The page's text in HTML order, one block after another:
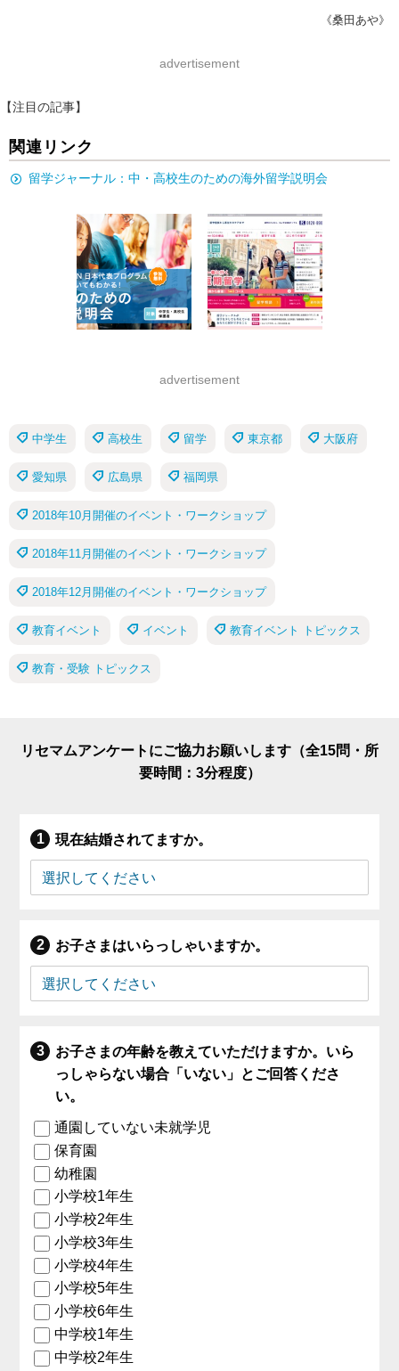
《桑田あや》
advertisement
【注目の記事】
関連リンク
留学ジャーナル：中・高校生のための海外留学説明会
advertisement
中学生 高校生 留学 東京都 大阪府
愛知県 広島県 福岡県
2018年10月開催のイベント・ワークショップ
2018年11月開催のイベント・ワークショップ
2018年12月開催のイベント・ワークショップ
教育イベント イベント 教育イベント トピックス
教育・受験 トピックス
リセマムアンケートにご協力お願いします（全15問・所
要時間：3分程度）
現在結婚されてますか。
お子さまはいらっしゃいますか。
お子さまの年齢を教えていただけますか。いら
っしゃらない場合「いない」とご回答くださ
い。
通園していない未就学児
保育園
幼稚園
小学校1年生
小学校2年生
小学校3年生
小学校4年生
小学校5年生
小学校6年生
中学校1年生
中学校2年生